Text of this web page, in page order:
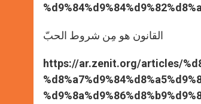
القانون هو مِن شروط الحبّ
https://ar.zenit.org/articles/